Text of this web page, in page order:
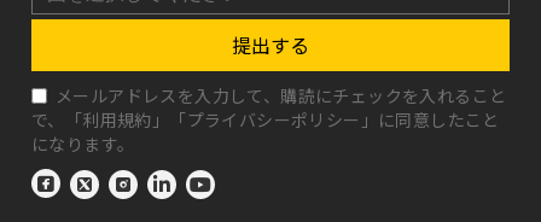
提出する
メールアドレスを入力して、購読にチェックを入れること
で、「利用規約 」「プライバシーポリシー 」に同意したこと
になります。